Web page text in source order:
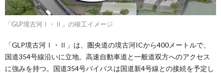
「GLP境古河Ⅰ・Ⅱ」の竣工イメージ
「GLP境古河Ⅰ・Ⅱ」は、圏央道の境古河ICから400メートルで、
国道354号線沿いに立地。高速自動車道と一般道双方へのアクセス
に強みを持つ。国道354号バイパスは国道新4号線との接続を予定し